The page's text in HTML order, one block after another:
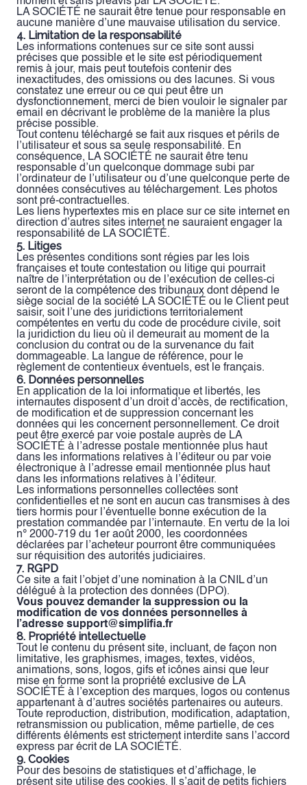
LA SOCIÉTÉ ne saurait être tenue pour responsable en
aucune manière d’une mauvaise utilisation du service.
4. Limitation de la responsabilité
Les informations contenues sur ce site sont aussi
précises que possible et le site est périodiquement
remis à jour, mais peut toutefois contenir des
inexactitudes, des omissions ou des lacunes. Si vous
constatez une erreur ou ce qui peut être un
dysfonctionnement, merci de bien vouloir le signaler par
email en décrivant le problème de la manière la plus
précise possible.
Tout contenu téléchargé se fait aux risques et périls de
l’utilisateur et sous sa seule responsabilité. En
conséquence, LA SOCIÉTÉ ne saurait être tenu
responsable d’un quelconque dommage subi par
l’ordinateur de l’utilisateur ou d’une quelconque perte de
données consécutives au téléchargement. Les photos
sont pré-contractuelles.
Les liens hypertextes mis en place sur ce site internet en
direction d’autres sites internet ne sauraient engager la
responsabilité de LA SOCIÉTÉ.
5. Litiges
Les présentes conditions sont régies par les lois
françaises et toute contestation ou litige qui pourrait
naître de l’interprétation ou de l’exécution de celles-ci
seront de la compétence des tribunaux dont dépend le
siège social de la société LA SOCIÉTÉ ou le Client peut
saisir, soit l’une des juridictions territorialement
compétentes en vertu du code de procédure civile, soit
la juridiction du lieu où il demeurait au moment de la
conclusion du contrat ou de la survenance du fait
dommageable. La langue de référence, pour le
règlement de contentieux éventuels, est le français.
6. Données personnelles
En application de la loi informatique et libertés, les
internautes disposent d’un droit d’accès, de rectification,
de modification et de suppression concernant les
données qui les concernent personnellement. Ce droit
peut être exercé par voie postale auprès de LA
SOCIÉTÉ à l’adresse postale mentionnée plus haut
dans les informations relatives à l’éditeur ou par voie
électronique à l’adresse email mentionnée plus haut
dans les informations relatives à l’éditeur.
Les informations personnelles collectées sont
confidentielles et ne sont en aucun cas transmises à des
tiers hormis pour l’éventuelle bonne exécution de la
prestation commandée par l’internaute. En vertu de la loi
n° 2000-719 du 1er août 2000, les coordonnées
déclarées par l’acheteur pourront être communiquées
sur réquisition des autorités judiciaires.
7. RGPD
Ce site a fait l’objet d’une nomination à la CNIL d’un
délégué à la protection des données (DPO).
Vous pouvez demander la suppression ou la
modification de vos données personnelles à
l’adresse support@simplifia.fr
8. Propriété intellectuelle
Tout le contenu du présent site, incluant, de façon non
limitative, les graphismes, images, textes, vidéos,
animations, sons, logos, gifs et icônes ainsi que leur
mise en forme sont la propriété exclusive de LA
SOCIÉTÉ à l’exception des marques, logos ou contenus
appartenant à d’autres sociétés partenaires ou auteurs.
Toute reproduction, distribution, modification, adaptation,
retransmission ou publication, même partielle, de ces
différents éléments est strictement interdite sans l’accord
express par écrit de LA SOCIÉTÉ.
9. Cookies
Pour des besoins de statistiques et d’affichage, le
présent site utilise des cookies. Il s’agit de petits fichiers